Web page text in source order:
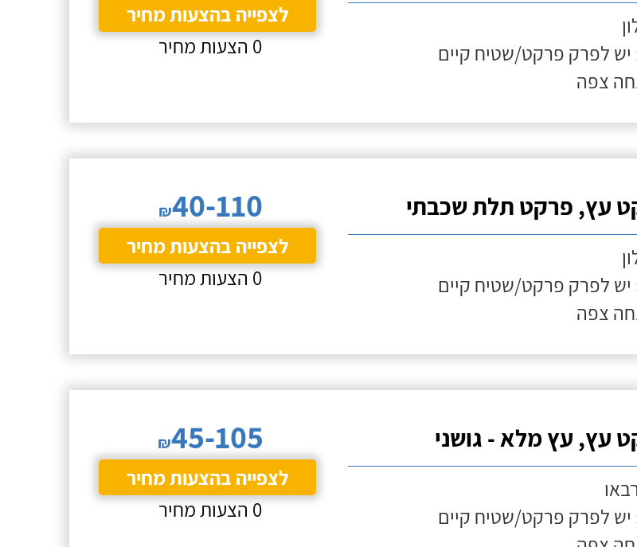
לפרק פרקט/שטיח קיים
צפה
לצפייה בהצעות מחיר
0 הצעות מחיר
עץ, פרקט תלת שכבתי
לפרק פרקט/שטיח קיים
צפה
₪40-110
לצפייה בהצעות מחיר
0 הצעות מחיר
עץ, עץ מלא - גושני
לפרק פרקט/שטיח קיים
₪45-105
לצפייה בהצעות מחיר
0 הצעות מחיר